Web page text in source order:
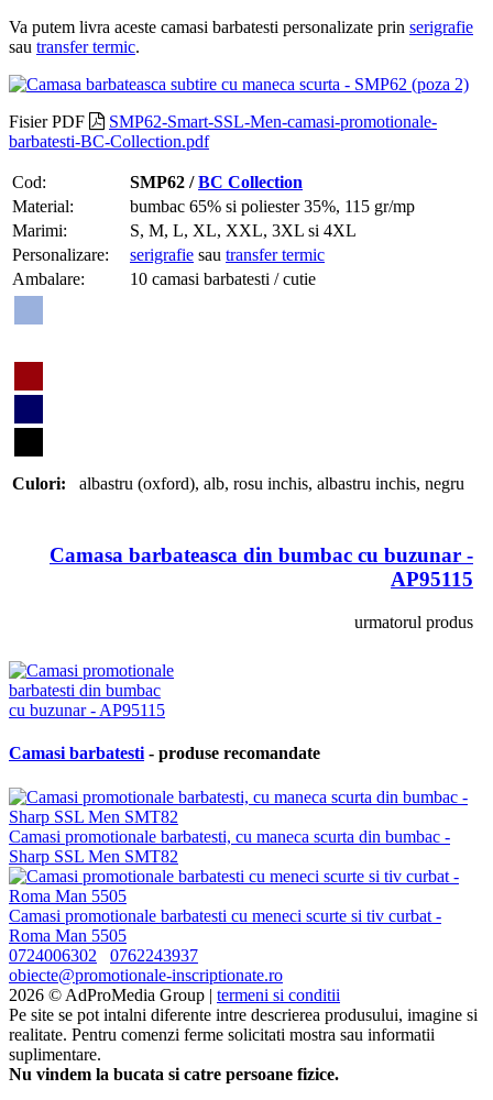
Va putem livra aceste camasi barbatesti personalizate prin serigrafie
sau transfer termic.
Fisier PDF
SMP62-Smart-SSL-Men-camasi-promotionale-
barbatesti-BC-Collection.pdf
Cod: SMP62 /BC Collection
Material:
bumbac 65% si poliester 35%, 115 gr/mp
Marimi:
S, M, L, XL, XXL, 3XL si 4XL
Personalizare:
serigrafie sau transfer termic
Ambalare:
10 camasi barbatesti / cutie
Culori: albastru (oxford), alb, rosu inchis, albastru inchis, negru
Camasa barbateasca din bumbac cu buzunar -
AP95115
urmatorul produs
Camasi barbatesti - produse recomandate
Camasi promotionale barbatesti, cu maneca scurta din bumbac -
Sharp SSL Men SMT82
Camasi promotionale barbatesti cu meneci scurte si tiv curbat -
Roma Man 5505
0724006302
0762243937
obiecte@promotionale-inscriptionate.ro
2026 © AdProMedia Group | termeni si conditii
Pe site se pot intalni diferente intre descrierea produsului, imagine si
realitate. Pentru comenzi ferme solicitati mostra sau informatii
suplimentare.
Nu vindem la bucata si catre persoane fizice.